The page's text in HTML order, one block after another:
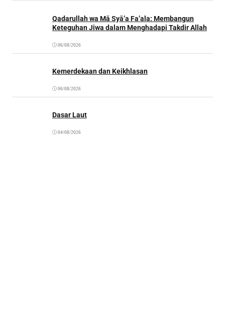
Qadarullah wa Mā Syā’a Fa’ala: Membangun
Keteguhan Jiwa dalam Menghadapi Takdir Allah
06/08/2026
Kemerdekaan dan Keikhlasan
06/08/2026
Dasar Laut
04/08/2026